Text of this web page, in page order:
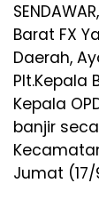
Barat FX
Daerah,
Plt.Kepala
Kepala
banjir
Jumat (17/